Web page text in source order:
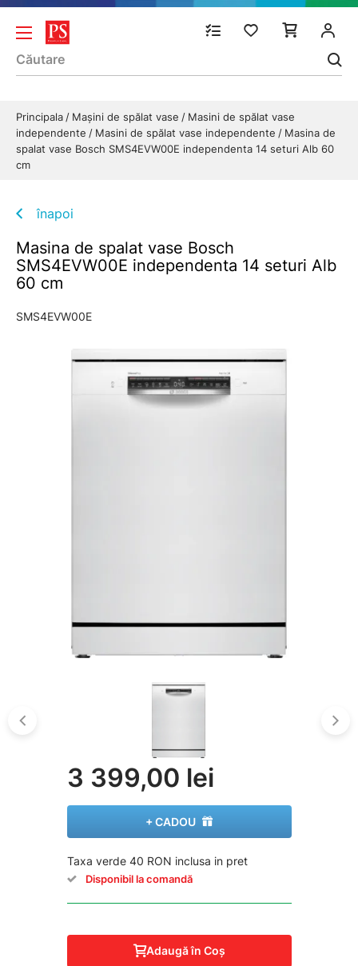
Principala Mașini de spălat vase
Masini de spălat vase
independente
Masini de spălat vase independente
Masina de
spalat vase Bosch SMS4EVW00E independenta 14 seturi Alb 60
cm
înapoi
Masina de spalat vase Bosch
SMS4EVW00E independenta 14 seturi Alb
60 cm
SMS4EVW00E
3 399,00 lei
+ CADOU
Taxa verde 40 RON inclusa in pret
Disponibil la comandă
Adaugă în Coş